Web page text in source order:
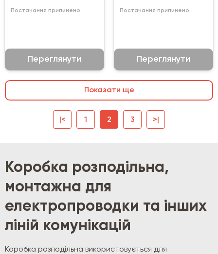
Постачання припинено
Переглянути
Постачання припинено
Переглянути
Показати ще
|< 1 2 3 >|
Коробка розподільна,
монтажна для
електропроводки та інших
ліній комунікацій
Коробка розподільна використовується для